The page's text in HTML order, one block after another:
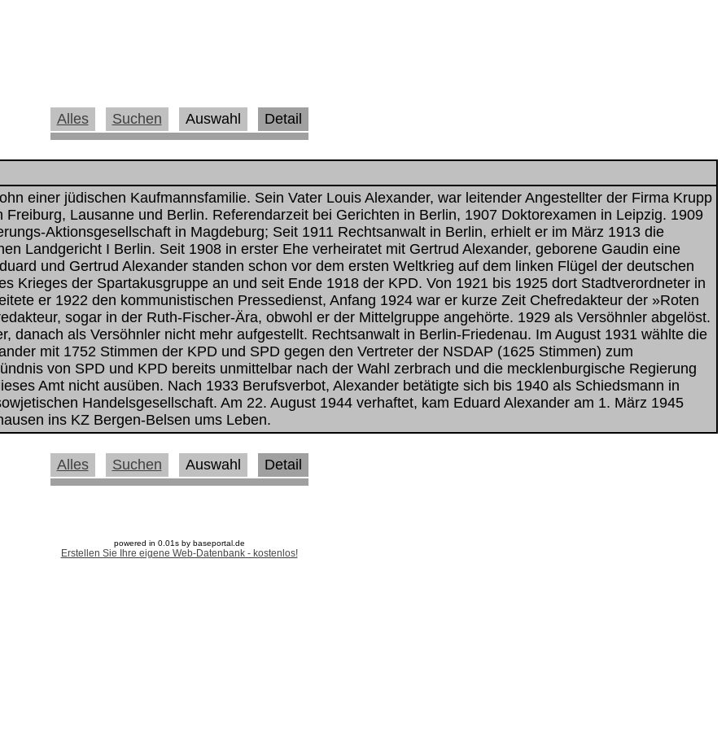
Alles Suchen Auswahl Detail
einer jüdischen Kaufmannsfamilie. Sein Vater Louis Alexander, war leitender Angestellter der Firma Krupp
Lausanne und Berlin. Referendarzeit bei Gerichten in Berlin, 1907 Doktorexamen in Leipzig. 1909
Aktionsgesellschaft in Magdeburg; Seit 1911 Rechtsanwalt in Berlin, erhielt er im März 1913 die
Landgericht I Berlin. Seit 1908 in erster Ehe verheiratet mit Gertrud Alexander, geborene Gaudin eine
und Gertrud Alexander standen schon vor dem ersten Weltkrieg auf dem linken Flügel der deutschen
Krieges der Spartakusgruppe an und seit Ende 1918 der KPD. Von 1921 bis 1925 dort Stadtverordneter in
er 1922 den kommunistischen Pressedienst, Anfang 1924 war er kurze Zeit Chefredakteur der »Roten
sogar in der Ruth-Fischer-Ära, obwohl er der Mittelgruppe angehörte. 1929 als Versöhnler abgelöst.
danach als Versöhnler nicht mehr aufgestellt. Rechtsanwalt in Berlin-Friedenau. Im August 1931 wählte die
mit 1752 Stimmen der KPD und SPD gegen den Vertreter der NSDAP (1625 Stimmen) zum
von SPD und KPD bereits unmittelbar nach der Wahl zerbrach und die mecklenburgische Regierung
Amt nicht ausüben. Nach 1933 Berufsverbot, Alexander betätigte sich bis 1940 als Schiedsmann in
Handelsgesellschaft. Am 22. August 1944 verhaftet, kam Eduard Alexander am 1. März 1945
ins KZ Bergen-Belsen ums Leben.
Alles Suchen Auswahl Detail
powered in 0.01s by baseportal.de
Erstellen Sie Ihre eigene Web-Datenbank - kostenlos!